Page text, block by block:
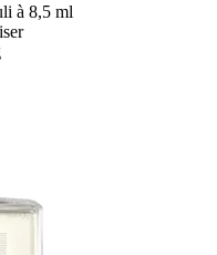
à 8,5 ml